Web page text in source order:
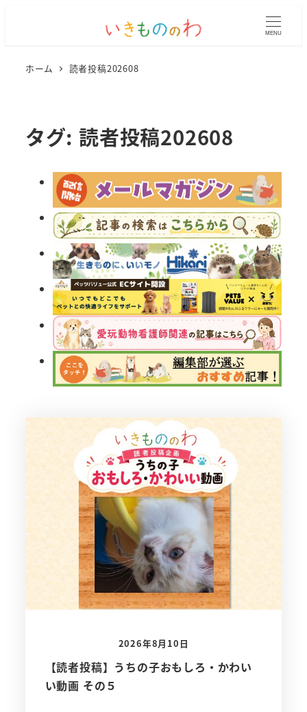
MENU
ホーム 読者投稿202608
タグ: 読者投稿202608
2026年8月10日
【読者投稿】うちの子おもしろ・かわい
い動画 その５